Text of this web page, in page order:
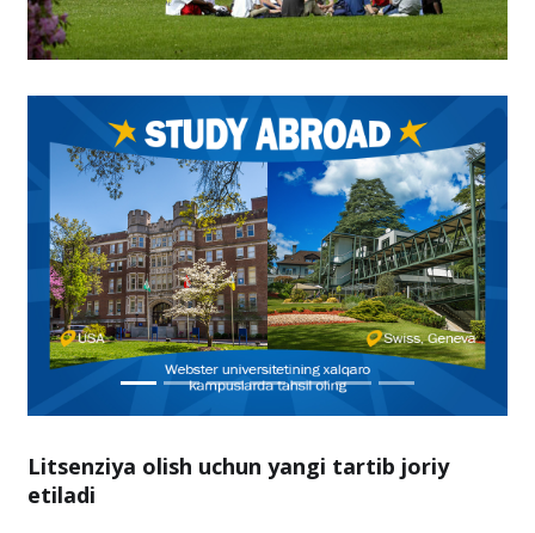
Litsenziya olish uchun yangi tartib joriy
etiladi